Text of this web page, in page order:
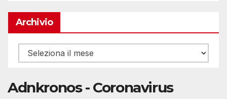
Archivio
Archivio
Adnkronos - Coronavirus